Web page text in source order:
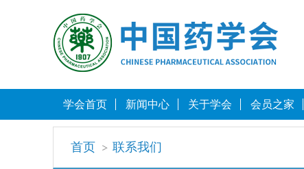
学会首页 新闻中心 关于学会 会员之家
首页 联系我们